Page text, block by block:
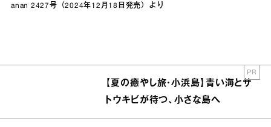
anan 2427号（2024年12月18日発売）より
【夏の癒やし旅・小浜島】青い海とサ
トウキビが待つ、小さな島へ
PR